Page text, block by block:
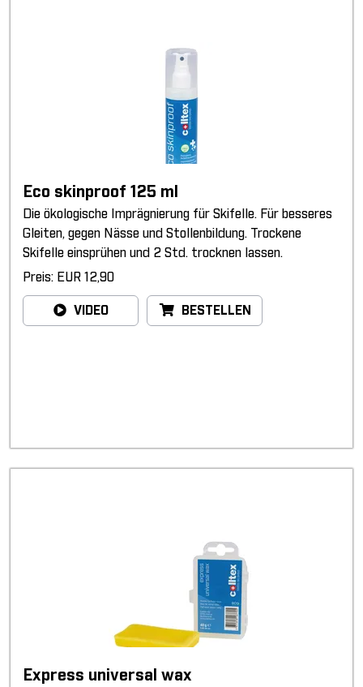
Eco skinproof 125 ml
Die ökologische Imprägnierung für Skifelle. Für besseres
Gleiten, gegen Nässe und Stollenbildung. Trockene
Skifelle einsprühen und 2 Std. trocknen lassen.
Preis: EUR 12,90
VIDEO BESTELLEN
Express universal wax